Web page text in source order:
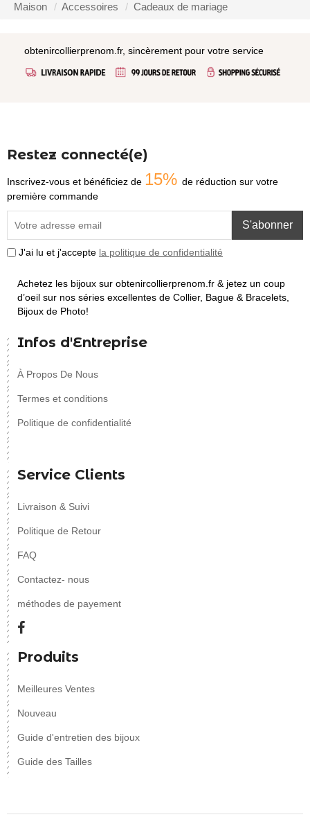
Maison Accessoires Cadeaux de mariage
obtenircollierprenom.fr, sincèrement pour votre service
Restez connecté(e)
Inscrivez-vous et bénéficiez de 15% de réduction sur votre
première commande
S'abonner
J'ai lu et j'accepte la politique de confidentialité
Achetez les bijoux sur obtenircollierprenom.fr & jetez un coup
d’oeil sur nos séries excellentes de Collier, Bague & Bracelets,
Bijoux de Photo!
Infos d'Entreprise
À Propos De Nous
Termes et conditions
Politique de confidentialité
Service Clients
Livraison & Suivi
Politique de Retour
FAQ
Contactez- nous
méthodes de payement
Produits
Meilleures Ventes
Nouveau
Guide d'entretien des bijoux
Guide des Tailles